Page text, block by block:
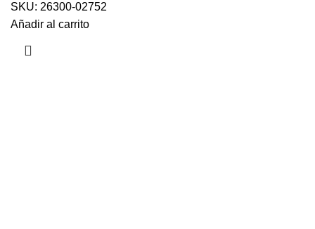
SKU: 26300-02752
Añadir al carrito